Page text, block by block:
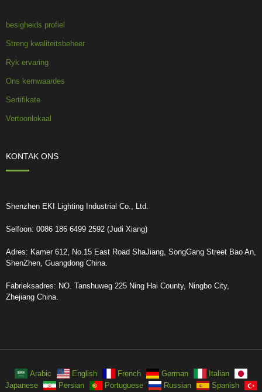
besigheids profiel
Streng kwaliteitsbeheer
Ryk ervaring
Ons kernwaardes
Sertifikate
Vertoonlokaal
KONTAK ONS
Shenzhen EKI Lighting Industrial Co., Ltd.
Selfoon: 0086 186 6499 2592 (Judi Xiang)
Adres: Kamer 612, No.15 East Road ShaJiang, SongGang Street Bao An,
ShenZhen, Guangdong China.
Fabrieksadres: NO. Tanshuweg 225 Ning Hai County, Ningbo City,
Zhejiang China.
Arabic English French German
Italian
Japanese
Persian Portuguese Russian
Spanish